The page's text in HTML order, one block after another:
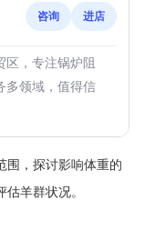
咨询 进店
区，专注锅炉阻
多领域，值得信
围，探讨影响体重的
羊群状况。